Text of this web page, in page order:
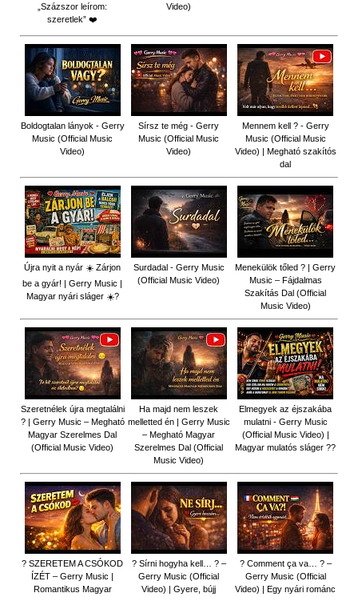
„Százszor leírom:
szeretlek” ❤️
Video)
Boldogtalan lányok - Gerry
Music (Official Music
Video)
Sírsz te még - Gerry
Music (Official Music
Video)
Mennem kell ? - Gerry
Music (Official Music
Video) | Megható szakítós
dal
Újra nyit a nyár ☀️ Zárjon
be a gyár! | Gerry Music |
Magyar nyári sláger ☀️?
Surdadal - Gerry Music
(Official Music Video)
Menekülök tőled ? | Gerry
Music – Fájdalmas
Szakítás Dal (Official
Music Video)
Szeretnélek újra megtalálni
? | Gerry Music – Megható
Magyar Szerelmes Dal
(Official Music Video)
Ha majd nem leszek
melletted én | Gerry Music
– Megható Magyar
Szerelmes Dal (Official
Music Video)
Elmegyek az éjszakába
mulatni - Gerry Music
(Official Music Video) |
Magyar mulatós sláger ??
? SZERETEM A CSÓKOD
ÍZÉT – Gerry Music |
Romantikus Magyar
? Sírni hogyha kell… ? –
Gerry Music (Official
Video) | Gyere, bújj
? Comment ça va… ? –
Gerry Music (Official
Video) | Egy nyári románc